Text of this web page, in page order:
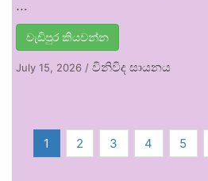
…
වැඩිපුර කියවන්න
July 15, 2026 / විනිවිද සායනය
1 2 3 4 5